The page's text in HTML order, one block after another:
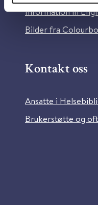
Information in
Bilder fra
Kontakt oss
Ansatte i
Brukerstøtte og